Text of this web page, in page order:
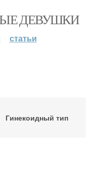
ДЕВУШКИ
статьи
Гинекоидный тип